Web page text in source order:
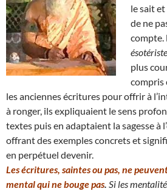
le sait
de ne
compte.
plus
compris
les anciennes écritures pour offrir à
à ronger, ils expliquaient le sens
textes puis en adaptaient la sagesse à
offrant des exemples concrets et
en perpétuel devenir.
Les écritures, saintes ou pas, ne
mental qui ne bouge pas. Si les